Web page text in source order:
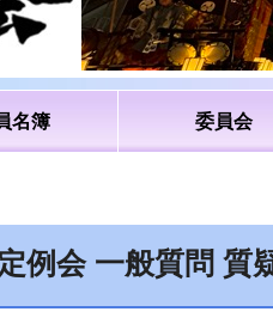
名簿 委員会
例会 一般質問 質